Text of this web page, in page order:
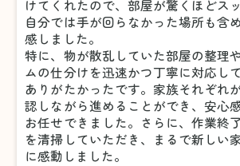
けてくれたので、部屋が驚くほどス
自分では手が回らなかった場所も含
感しました。
特に、物が散乱していた部屋の整理
ムの仕分けを迅速かつ丁寧に対応し
ありがたかったです。家族それぞれ
認しながら進めることができ、安心
お任せできました。さらに、作業終
を清掃していただき、まるで新しい
に感動しました。